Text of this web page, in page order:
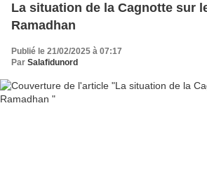
La situation de la Cagnotte sur
Ramadhan
Publié le 21/02/2025 à 07:17
Par Salafidunord